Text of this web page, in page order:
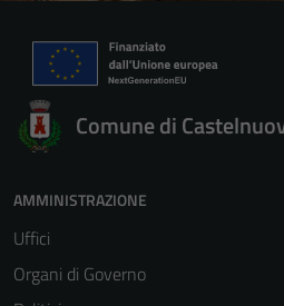
Comune di
AMMINISTRAZIONE
Uffici
Organi di Governo